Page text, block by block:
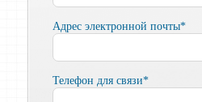
Адрес электронной почты*
Телефон для связи*